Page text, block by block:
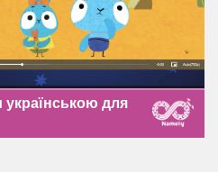
українською для